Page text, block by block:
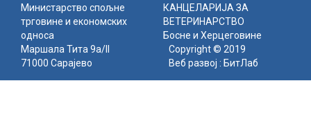
Министарство спољне
трговине и економских
односа
КАНЦЕЛАРИЈА ЗА
ВЕТЕРИНАРСТВО
Босне и Херцеговине
Маршала Тита 9а/II
71000 Сарајево
Copyright © 2019
Веб развој : БитЛаб